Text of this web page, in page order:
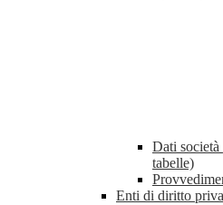
Dati società
tabelle)
Enti di diritto